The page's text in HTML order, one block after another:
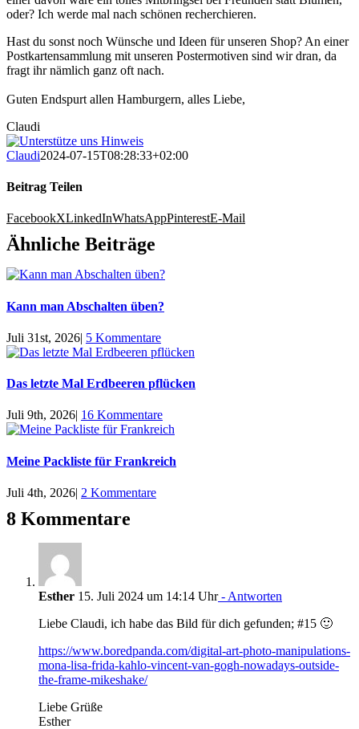
oder? Ich werde mal nach schönen recherchieren.
Hast du sonst noch Wünsche und Ideen für unseren Shop? An einer
Postkartensammlung mit unseren Postermotiven sind wir dran, da
fragt ihr nämlich ganz oft nach.
Guten Endspurt allen Hamburgern, alles Liebe,
Claudi
Claudi2024-07-15T08:28:33+02:00
Beitrag Teilen
FacebookXLinkedInWhatsAppPinterestE-Mail
Ähnliche Beiträge
Kann man Abschalten üben?
Juli 31st, 2026| 5 Kommentare
Das letzte Mal Erdbeeren pflücken
Juli 9th, 2026 16 Kommentare
Meine Packliste für Frankreich
Juli 4th, 2026| 2 Kommentare
8 Kommentare
Esther 15. Juli 2024 um 14:14 Uhr- Antworten
Liebe Claudi, ich habe das Bild für dich gefunden; #15 🙂
https://www.boredpanda.com/digital-art-photo-manipulations-
mona-lisa-frida-kahlo-vincent-van-gogh-nowadays-outside-
the-frame-mikeshake/
Liebe Grüße
Esther